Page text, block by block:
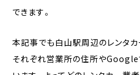
できます。
本記事でも白山駅周辺のレンタカ
それぞれ営業所の住所やGoogle